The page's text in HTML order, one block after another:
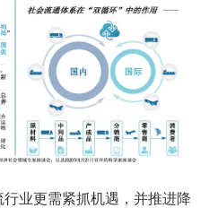
业更需紧抓机遇，并推进降